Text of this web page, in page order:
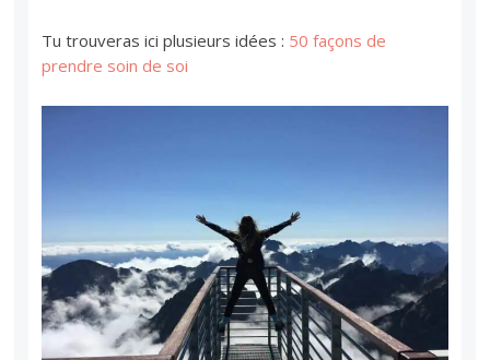
Tu trouveras ici plusieurs idées : 50 façons de
prendre soin de soi